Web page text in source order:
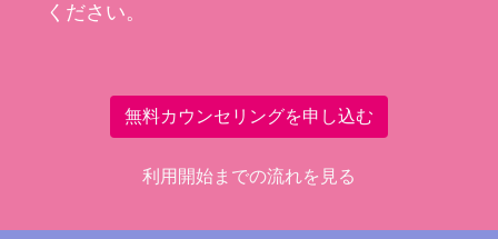
ください。
無料カウンセリングを申し込む
利用開始までの流れを見る